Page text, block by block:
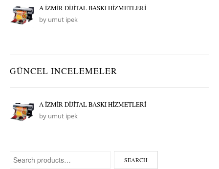
A İZMİR DİJİTAL BASKI HİZMETLERİ
by umut ipek
GÜNCEL INCELEMELER
A İZMİR DİJİTAL BASKI HİZMETLERİ
by umut ipek
Search for: SEARCH